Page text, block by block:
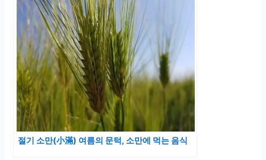
절기 소만(小滿) 여름의 문턱, 소만에 먹는 음식